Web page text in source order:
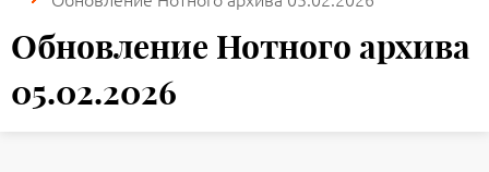
Обновление Нотного архива
05.02.2026